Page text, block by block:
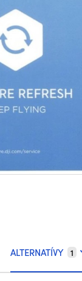
ALTERNATÍVY 1